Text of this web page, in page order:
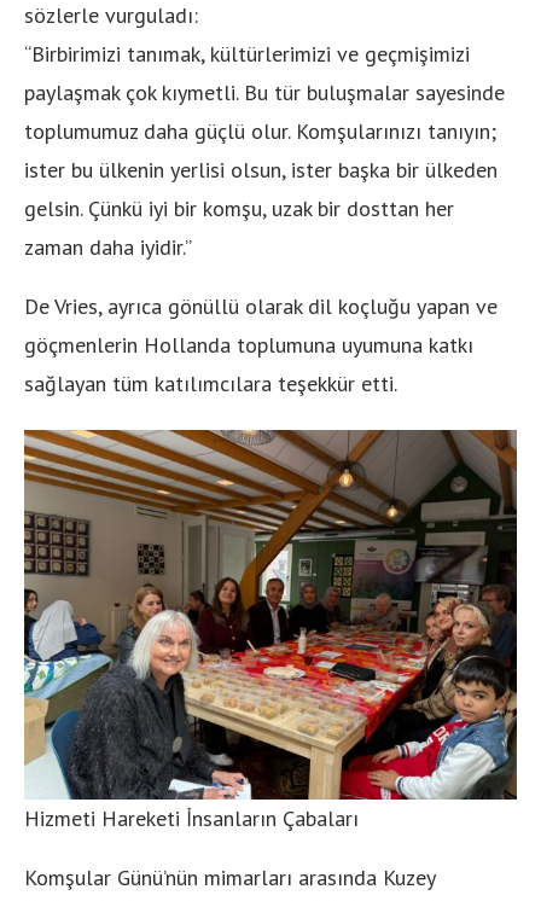
sözlerle vurguladı:
“Birbirimizi tanımak, kültürlerimizi ve geçmişimizi
paylaşmak çok kıymetli. Bu tür buluşmalar sayesinde
toplumumuz daha güçlü olur. Komşularınızı tanıyın;
ister bu ülkenin yerlisi olsun, ister başka bir ülkeden
gelsin. Çünkü iyi bir komşu, uzak bir dosttan her
zaman daha iyidir.”
De Vries, ayrıca gönüllü olarak dil koçluğu yapan ve
göçmenlerin Hollanda toplumuna uyumuna katkı
sağlayan tüm katılımcılara teşekkür etti.
Hizmeti Hareketi İnsanların Çabaları
Komşular Günü’nün mimarları arasında Kuzey